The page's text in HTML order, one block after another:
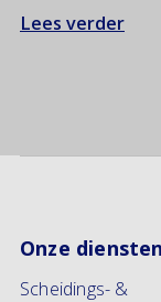
Lees verder
Onze diensten
Scheidings- &